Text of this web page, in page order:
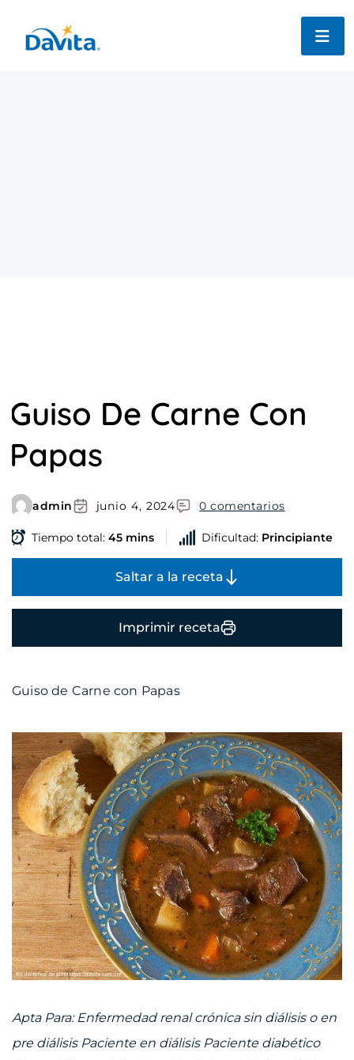
Guiso De Carne Con
Papas
admin junio 4, 2024 0 comentarios
Tiempo total: 45 mins Dificultad: Principiante
Saltar a la receta
Imprimir receta
Guiso de Carne con Papas
Apta Para: Enfermedad renal crónica sin diálisis o en
pre diálisis Paciente en diálisis Paciente diabético